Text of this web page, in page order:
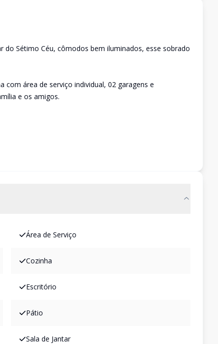
do Sétimo Céu, cômodos bem iluminados, esse sobrado
área de serviço individual, 02 garagens e
e os amigos.
Área de Serviço
Cozinha
Escritório
Pátio
Sala de Jantar